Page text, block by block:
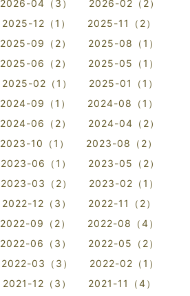
2026-04（3）
2026-02（2）
2025-12（1）
2025-11（2）
2025-09（2）
2025-08（1）
2025-06（2）
2025-05（1）
2025-02（1）
2025-01（1）
2024-09（1）
2024-08（1）
2024-06（2）
2024-04（2）
2023-10（1）
2023-08（2）
2023-06（1）
2023-05（2）
2023-03（2）
2023-02（1）
2022-12（3）
2022-11（2）
2022-09（2）
2022-08（4）
2022-06（3）
2022-05（2）
2022-03（3）
2022-02（1）
2021-12（3）
2021-11（4）